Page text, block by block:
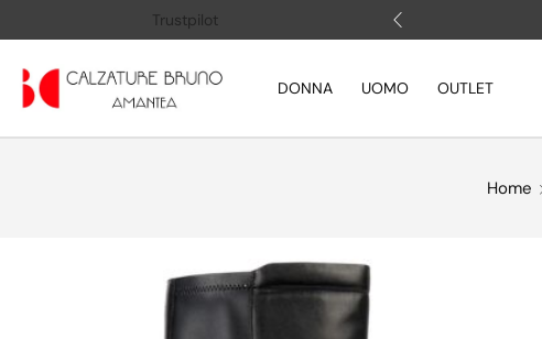
Trustpilot
Apri la chat
DONNA UOMO OUTLET
Home